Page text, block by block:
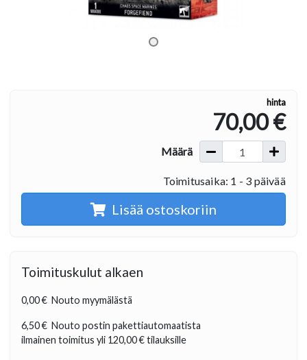
hinta
70,00 €
Määrä
Toimitusaika: 1 - 3 päivää
Lisää ostoskoriin
Toimituskulut alkaen
0,00 € Nouto myymälästä
6,50 € Nouto postin pakettiautomaatista
ilmainen toimitus yli 120,00 €tilauksille